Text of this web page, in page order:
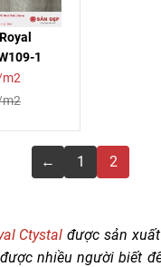
1
m2
← 1 2
Ctystal được sản
nhiều người biết